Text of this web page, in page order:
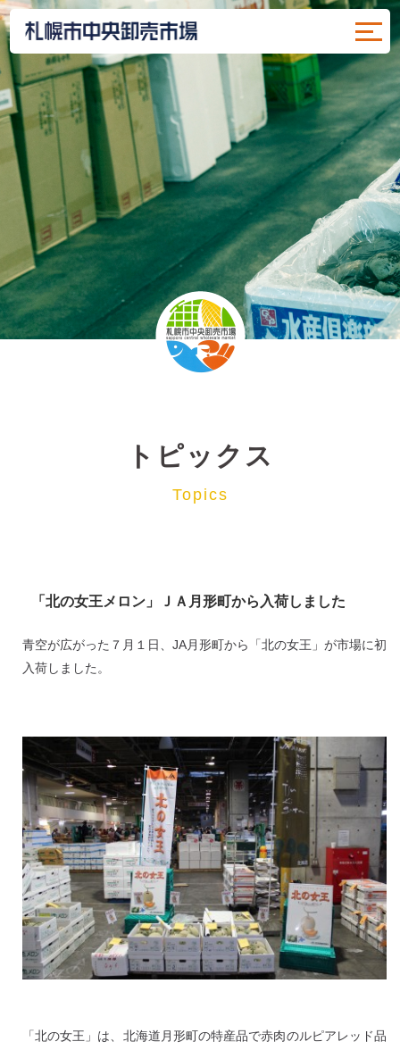
トピックス
Topics
「北の女王メロン」ＪＡ月形町から入荷しました
青空が広がった７月１日、JA月形町から「北の女王」が市場に初
入荷しました。
「北の女王」は、北海道月形町の特産品で赤肉のルピアレッド品